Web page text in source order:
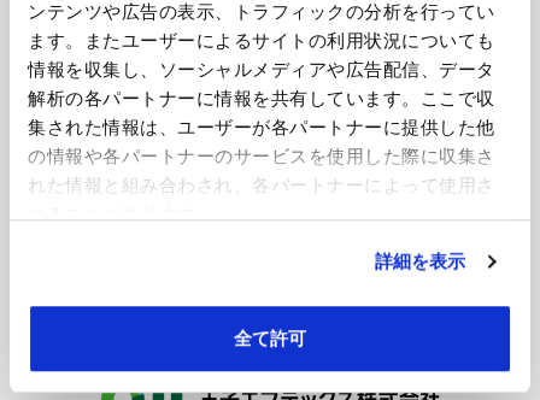
ンテンツや広告の表示、トラフィックの分析を行ってい
ます。またユーザーによるサイトの利用状況についても
情報を収集し、ソーシャルメディアや広告配信、データ
解析の各パートナーに情報を共有しています。ここで収
集された情報は、ユーザーが各パートナーに提供した他
の情報や各パートナーのサービスを使用した際に収集さ
れた情報と組み合わされ、各パートナーによって使用さ
詳細を表示
全て許可
製品紹介
導入事例
ニュース